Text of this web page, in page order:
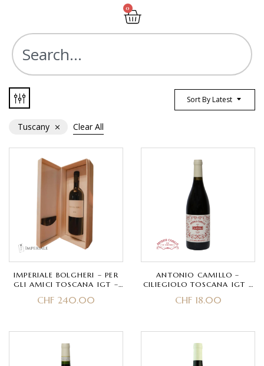
0
Sort By Latest
Tuscany Clear All
IMPERIALE BOLGHERI – PER
GLI AMICI TOSCANA IGT –
CHF 240.00
ANTONIO CAMILLO –
CILIEGIOLO TOSCANA IGT –
CHF18.00